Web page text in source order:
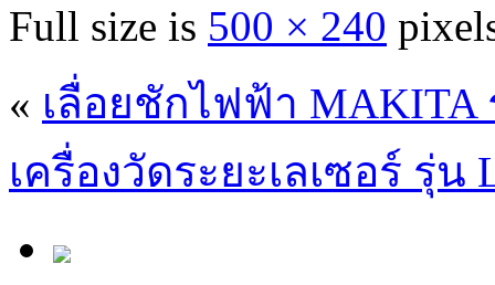
Full size is 500 × 240
« เลื่อยชักไฟฟ้า MAKITA
เครื่องวัดระยะเลเซอร์ รุ่น